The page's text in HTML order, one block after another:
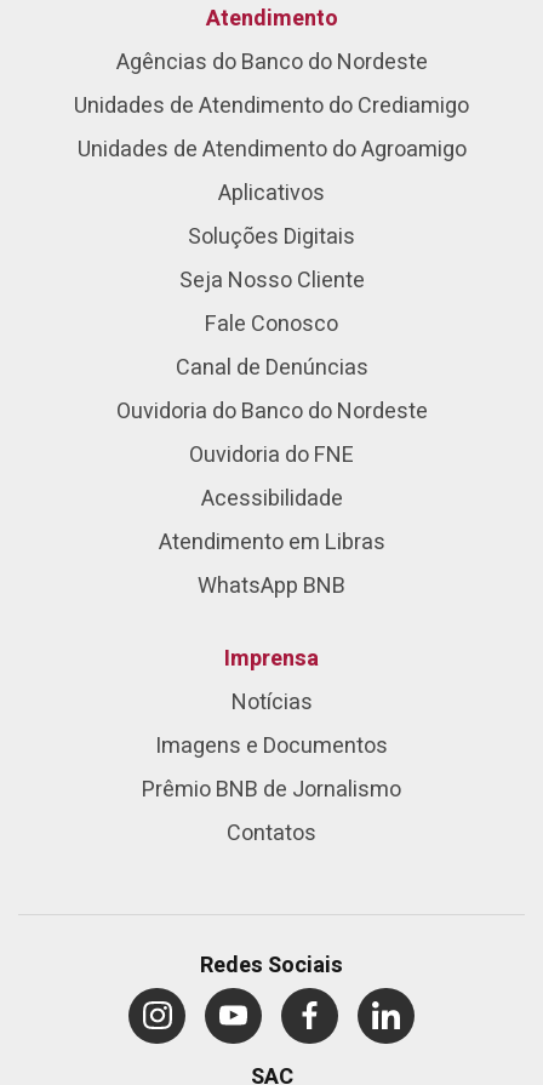
Atendimento
Agências do Banco do Nordeste
Unidades de Atendimento do Crediamigo
Unidades de Atendimento do Agroamigo
Aplicativos
Soluções Digitais
Seja Nosso Cliente
Fale Conosco
Canal de Denúncias
Ouvidoria do Banco do Nordeste
Ouvidoria do FNE
Acessibilidade
Atendimento em Libras
WhatsApp BNB
Imprensa
Notícias
Imagens e Documentos
Prêmio BNB de Jornalismo
Contatos
Redes Sociais
SAC